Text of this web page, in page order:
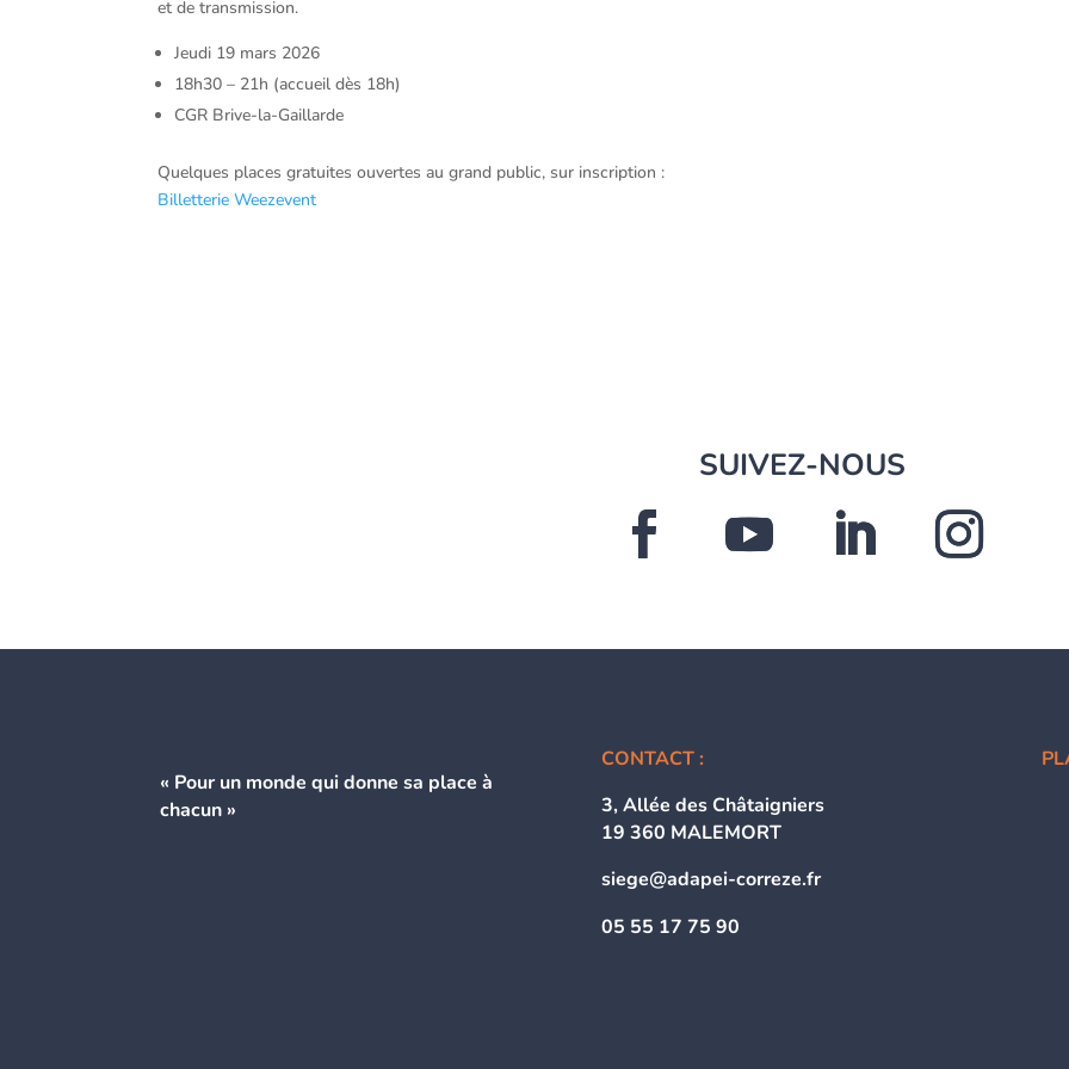
et de transmission.
Jeudi 19 mars 2026
18h30 – 21h (accueil dès 18h)
CGR Brive-la-Gaillarde
Quelques places gratuites ouvertes au grand public, sur inscription :
Billetterie Weezevent
SUIVEZ-NOUS
« Pour un monde qui donnesa place à
chacun »
CONTACT :
3, Allée des Châtaigniers
19 360 MALEMORT
siege@adapei-correze.fr
05 55 17 75 90